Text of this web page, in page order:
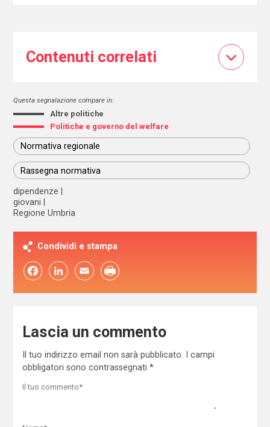
Contenuti correlati
Questa segnalazione compare in:
Altre politiche
Politiche e governo del welfare
Normativa regionale
Rassegna normativa
dipendenze
giovani
Regione Umbria
Condividi e stampa
FacebookLinkedIn Email
Lascia un commento
Il tuo indirizzo email non sarà pubblicato.
I campi
obbligatori sono contrassegnati *